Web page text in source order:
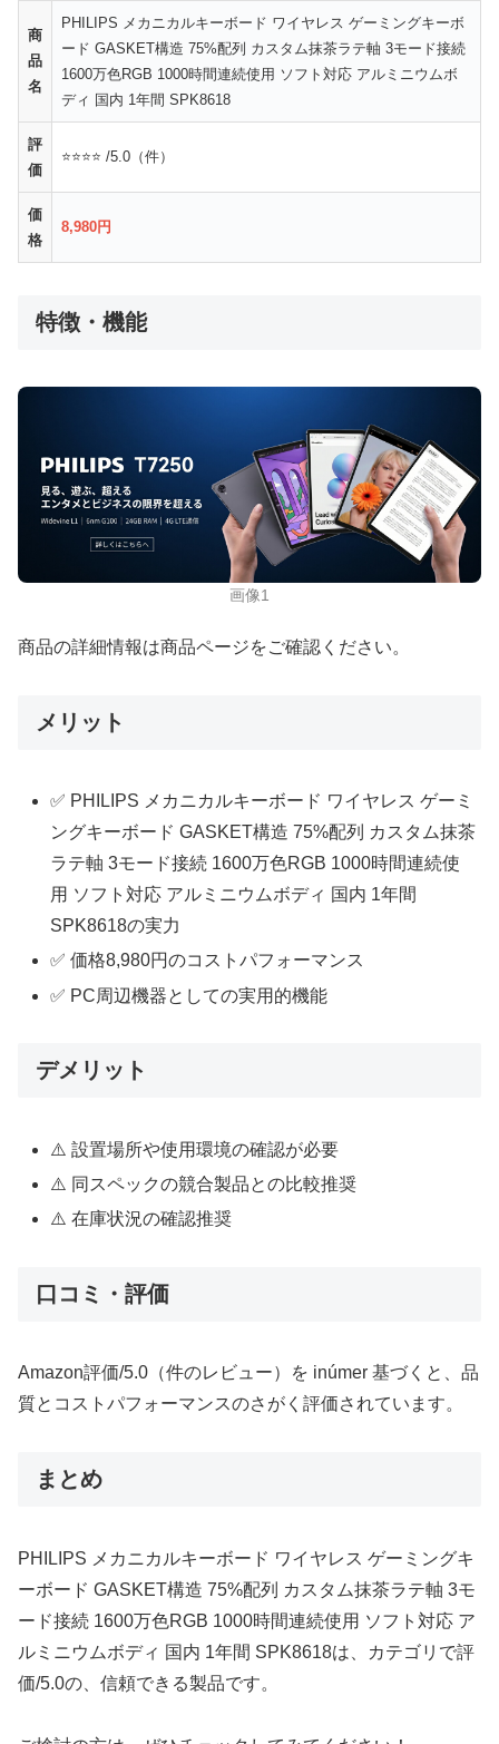
商
品
名
PHILIPS メカニカルキーボード ワイヤレス ゲーミングキーボ
ード GASKET構造 75%配列 カスタム抹茶ラテ軸 3モード接続
1600万色RGB 1000時間連続使用 ソフト対応 アルミニウムボ
ディ 国内 1年間 SPK8618
評
価
⭐⭐⭐⭐ /5.0（件）
価
格
8,980円
特徴・機能
画像1
商品の詳細情報は商品ページをご確認ください。
メリット
✅ PHILIPS メカニカルキーボード ワイヤレス ゲーミ
ングキーボード GASKET構造 75%配列 カスタム抹茶
ラテ軸 3モード接続 1600万色RGB 1000時間連続使
用 ソフト対応 アルミニウムボディ 国内 1年間
SPK8618の実力
✅ 価格8,980円のコストパフォーマンス
✅ PC周辺機器としての実用的機能
デメリット
⚠️ 設置場所や使用環境の確認が必要
⚠️ 同スペックの競合製品との比較推奨
⚠️ 在庫状況の確認推奨
口コミ・評価
Amazon評価/5.0（件のレビュー）を inúmer 基づくと、品
質とコストパフォーマンスのさがく評価されています。
まとめ
PHILIPS メカニカルキーボード ワイヤレス ゲーミングキ
ーボード GASKET構造 75%配列 カスタム抹茶ラテ軸 3モ
ード接続 1600万色RGB 1000時間連続使用 ソフト対応 ア
ルミニウムボディ 国内 1年間 SPK8618は、カテゴリで評
価/5.0の、信頼できる製品です。